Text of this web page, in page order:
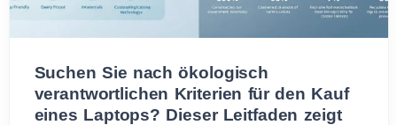
Suchen Sie nach ökologisch
verantwortlichen Kriterien für den Kauf
eines Laptops? Dieser Leitfaden zeigt